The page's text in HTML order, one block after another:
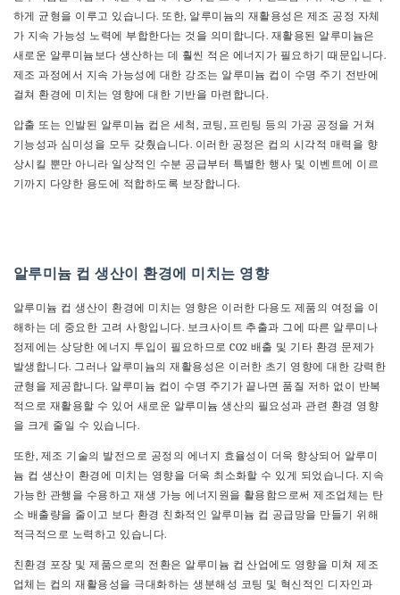
하게 균형을 이루고 있습니다. 또한, 알루미늄의 재활용성은 제조 공정 자체
가 지속 가능성 노력에 부합한다는 것을 의미합니다. 재활용된 알루미늄은
새로운 알루미늄보다 생산하는 데 훨씬 적은 에너지가 필요하기 때문입니다.
제조 과정에서 지속 가능성에 대한 강조는 알루미늄 컵이 수명 주기 전반에
걸쳐 환경에 미치는 영향에 대한 기반을 마련합니다.
압출 또는 인발된 알루미늄 컵은 세척, 코팅, 프린팅 등의 가공 공정을 거쳐
기능성과 심미성을 모두 갖췄습니다. 이러한 공정은 컵의 시각적 매력을 향
상시킬 뿐만 아니라 일상적인 수분 공급부터 특별한 행사 및 이벤트에 이르
기까지 다양한 용도에 적합하도록 보장합니다.
알루미늄 컵 생산이 환경에 미치는 영향
알루미늄 컵 생산이 환경에 미치는 영향은 이러한 다용도 제품의 여정을 이
해하는 데 중요한 고려 사항입니다. 보크사이트 추출과 그에 따른 알루미나
정제에는 상당한 에너지 투입이 필요하므로 CO2 배출 및 기타 환경 문제가
발생합니다. 그러나 알루미늄의 재활용성은 이러한 초기 영향에 대한 강력한
균형을 제공합니다. 알루미늄 컵이 수명 주기가 끝나면 품질 저하 없이 반복
적으로 재활용할 수 있어 새로운 알루미늄 생산의 필요성과 관련 환경 영향
을 크게 줄일 수 있습니다.
또한, 제조 기술의 발전으로 공정의 에너지 효율성이 더욱 향상되어 알루미
늄 컵 생산이 환경에 미치는 영향을 더욱 최소화할 수 있게 되었습니다. 지속
가능한 관행을 수용하고 재생 가능 에너지원을 활용함으로써 제조업체는 탄
소 배출량을 줄이고 보다 환경 친화적인 알루미늄 컵 공급망을 만들기 위해
적극적으로 노력하고 있습니다.
친환경 포장 및 제품으로의 전환은 알루미늄 컵 산업에도 영향을 미쳐 제조
업체는 컵의 재활용성을 극대화하는 생분해성 코팅 및 혁신적인 디자인과